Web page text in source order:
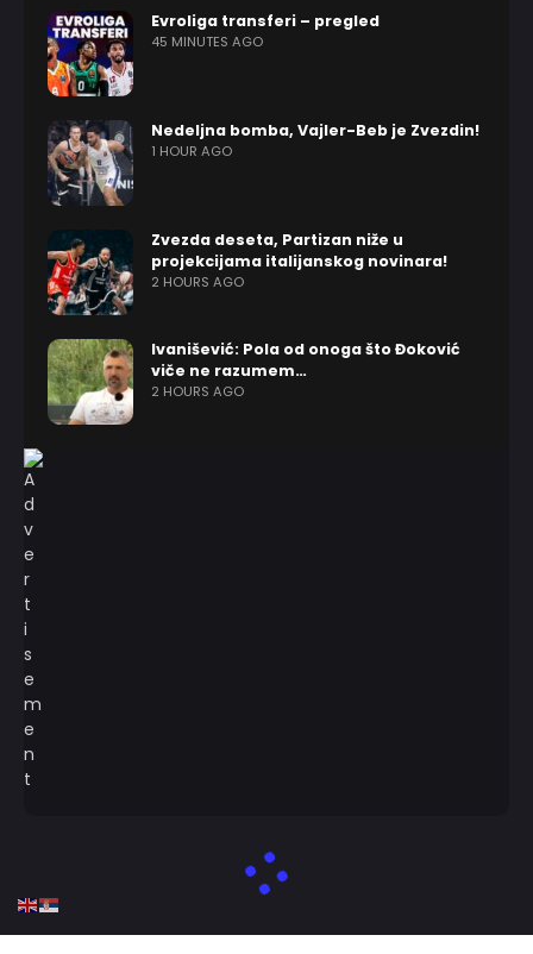
Evroliga transferi – pregled
45 MINUTES AGO
Nedeljna bomba, Vajler-Beb je Zvezdin!
1 HOUR AGO
Zvezda deseta, Partizan niže u
projekcijama italijanskog novinara!
2 HOURS AGO
Ivanišević: Pola od onoga što Đoković
viče ne razumem…
2 HOURS AGO